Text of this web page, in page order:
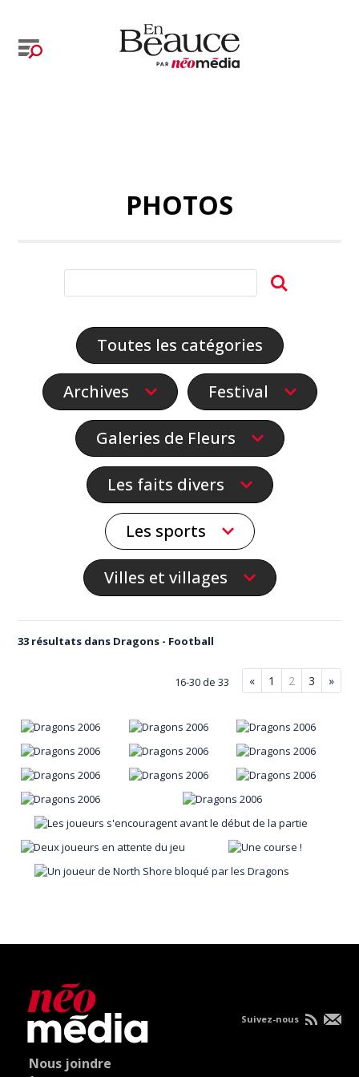
PHOTOS
Toutes les catégories
Archives Festival
Galeries de Fleurs
Les faits divers
Les sports
Villes et villages
33 résultats dans Dragons - Football
16-30 de 33 « 1 2 3 »
Nous joindre
Suivez-nous